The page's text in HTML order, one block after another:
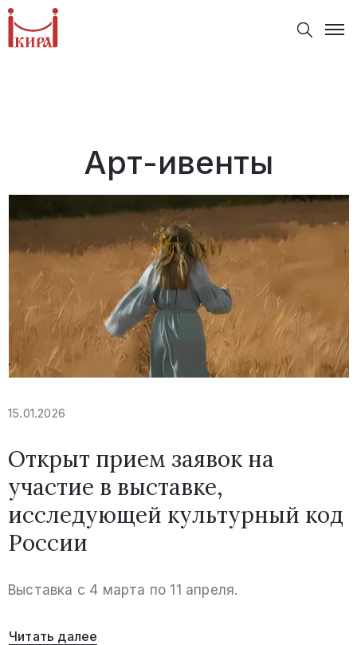
Арт-ивенты
15.01.2026
Открыт прием заявок на
участие в выставке,
исследующей культурный код
России
Выставка с 4 марта по 11 апреля.
Читать далее